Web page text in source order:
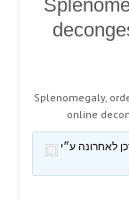
Splenomegaly,
online